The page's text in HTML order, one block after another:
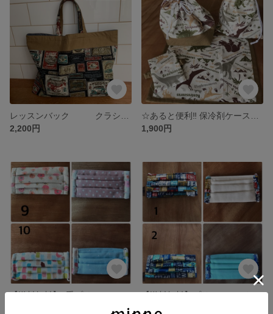
2,200円
1,900円
【送料無料】6重プリーツマスク 3枚セット 女の子
【送料無料】プリーツマスク 3枚セット 男の子